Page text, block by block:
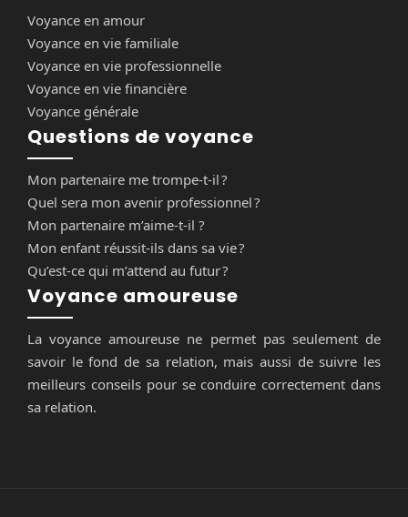
Voyance en amour
Voyance en vie familiale
Voyance en vie professionnelle
Voyance en vie financière
Voyance générale
Questions de voyance
Mon partenaire me trompe-t-il ?
Quel sera mon avenir professionnel ?
Mon partenaire m’aime-t-il ?
Mon enfant réussit-ils dans sa vie ?
Qu’est-ce qui m’attend au futur ?
Voyance amoureuse
La voyance amoureuse ne permet pas seulement de
savoir le fond de sa relation, mais aussi de suivre les
meilleurs conseils pour se conduire correctement dans
sa relation.